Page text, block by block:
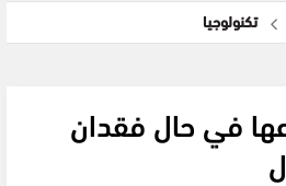
تكنولوجيا
في حال فقدان